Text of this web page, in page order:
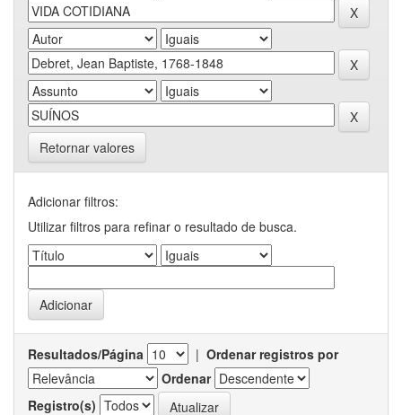
Retornar valores
Adicionar filtros:
Utilizar filtros para refinar o resultado de busca.
Resultados/Página | Ordenar registros por
Ordenar
Registro(s)